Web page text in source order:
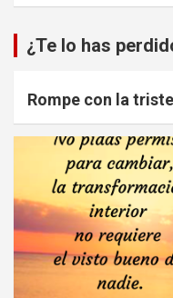
¿Te lo has
Rompe con la